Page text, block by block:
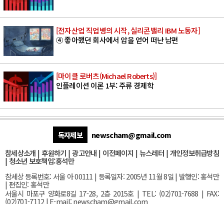
[전자산업 직업병의 시작, 실리콘밸리 IBM 노동자]
④ 좋아했던 회사에서 암을 얻어 떠난 남편
[마이클 로버츠(Michael Roberts)]
인플레이션 이론 1부: 주류 경제학
독자제보
newscham@gmail.com
참세상소개 | 후원하기 |광고안내 | 이전페이지 | 뉴스레터| 개인정보취급방침
| 청소년 보호책임:홍석만
참세상 등록번호: 서울 아 00111 | 등록일자: 2005년 11월 8일 | 발행인: 홍석만
| 편집인: 홍석만
서울시 마포구 양화로8길 17-28, 2층 2015호| TEL: (02)701-7688 | FAX:
(02)701-7112 | E-mail:newscham@gmail.com